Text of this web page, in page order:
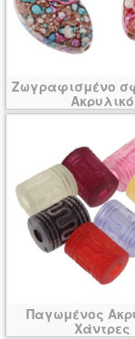
Ζωγραφισμένο
Ακρυλικό
Παγωμένος
Χάντρες